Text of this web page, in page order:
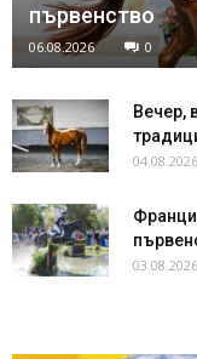
първенство
06.08.2026 0
Вечер,
04.08.2026
03.08.2026